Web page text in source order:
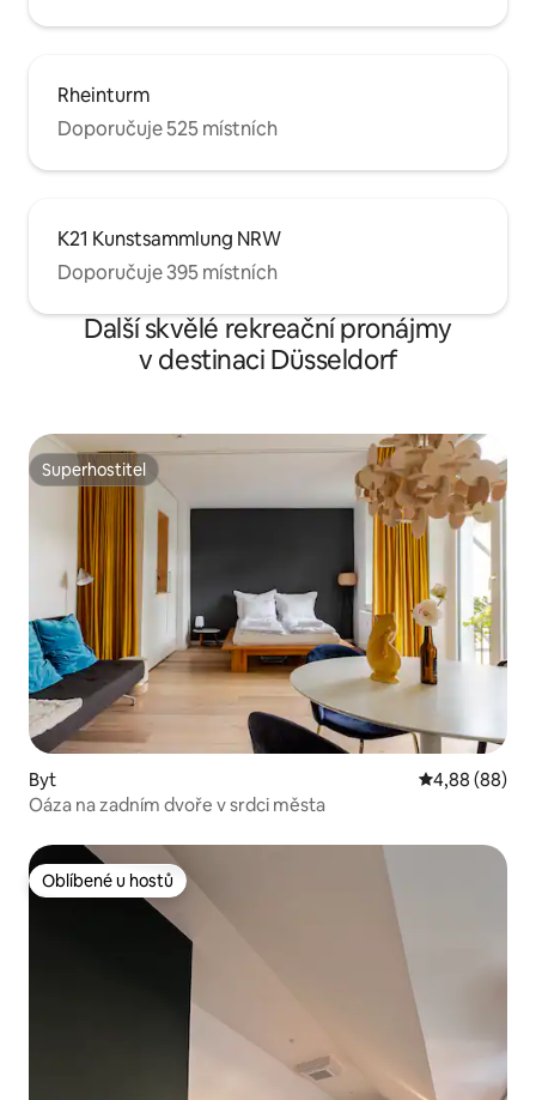
Rheinturm
Doporučuje 525 místních
K21 Kunstsammlung NRW
Doporučuje 395 místních
Další skvělé rekreační pronájmy
v destinaci Düsseldorf
Superhostitel
Superhostitel
Byt Průměrné
4,88 (88)
Oáza na zadním dvoře v srdci města
Oblíbené u hostů
Oblíbené u hostů